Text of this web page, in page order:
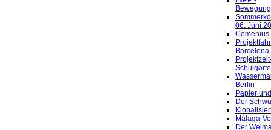
06. Juni
Comenius
Barcelona
Berlin
Papier
Der
Málaga-
Der